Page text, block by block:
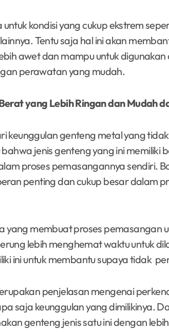
kondisi yang cukup ekstrem
Tentu saja hal ini akan
awet dan mampu untuk
perawatan yang mudah.
yang Lebih Ringan dan Mudah
keunggulan genteng metal yang
bahwa jenis genteng yang ini memiliki
proses pemasangannya sendiri.
penting dan cukup besar dalam
yang membuat proses pemasangan
lebih menghemat waktu untuk
ini untuk membantu supaya tidak
penjelasan mengenai
saja keunggulan yang dimilikinya.
genteng jenis satu ini dengan